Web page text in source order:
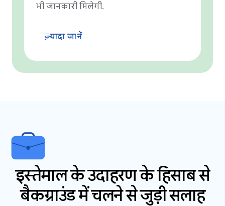
भी जानकारी मिलेगी.
ज़्यादा जानें
इस्तेमाल के उदाहरण के हिसाब से
बैकग्राउंड में चलने से जुड़ी सलाह